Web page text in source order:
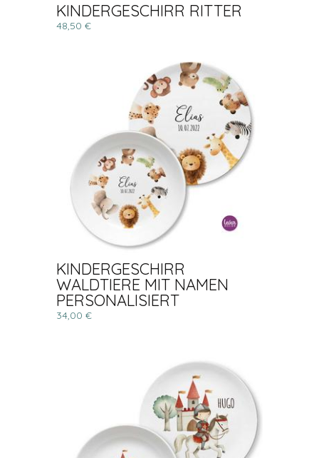
KINDERGESCHIRR RITTER
48,50 €
KINDERGESCHIRR
WALDTIERE MIT NAMEN
PERSONALISIERT
34,00 €